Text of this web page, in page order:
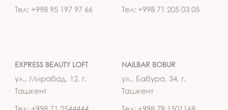
Тел: +998 95 197 97 66
Тел: +998 71 205 03 05
EXPRESS BEAUTY LOFT
ул., Мирабад, 12, г.
Ташкент
NAILBAR BOBUR
ул., Бабура, 34, г.
Ташкент